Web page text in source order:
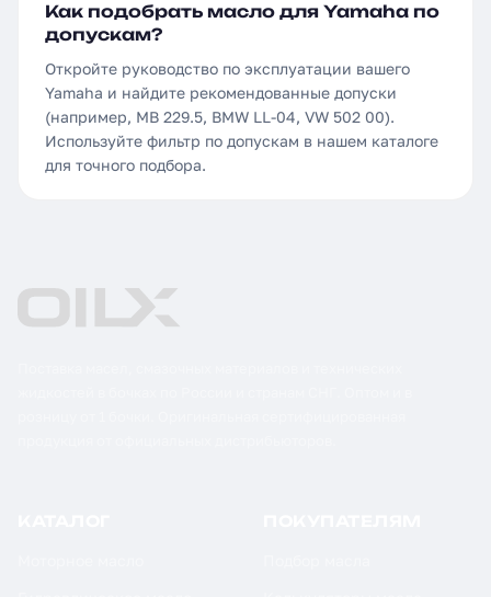
Как подобрать масло для Yamaha по
допускам?
Откройте руководство по эксплуатации вашего
Yamaha и найдите рекомендованные допуски
(например, MB 229.5, BMW LL-04, VW 502 00).
Используйте фильтр по допускам в нашем каталоге
для точного подбора.